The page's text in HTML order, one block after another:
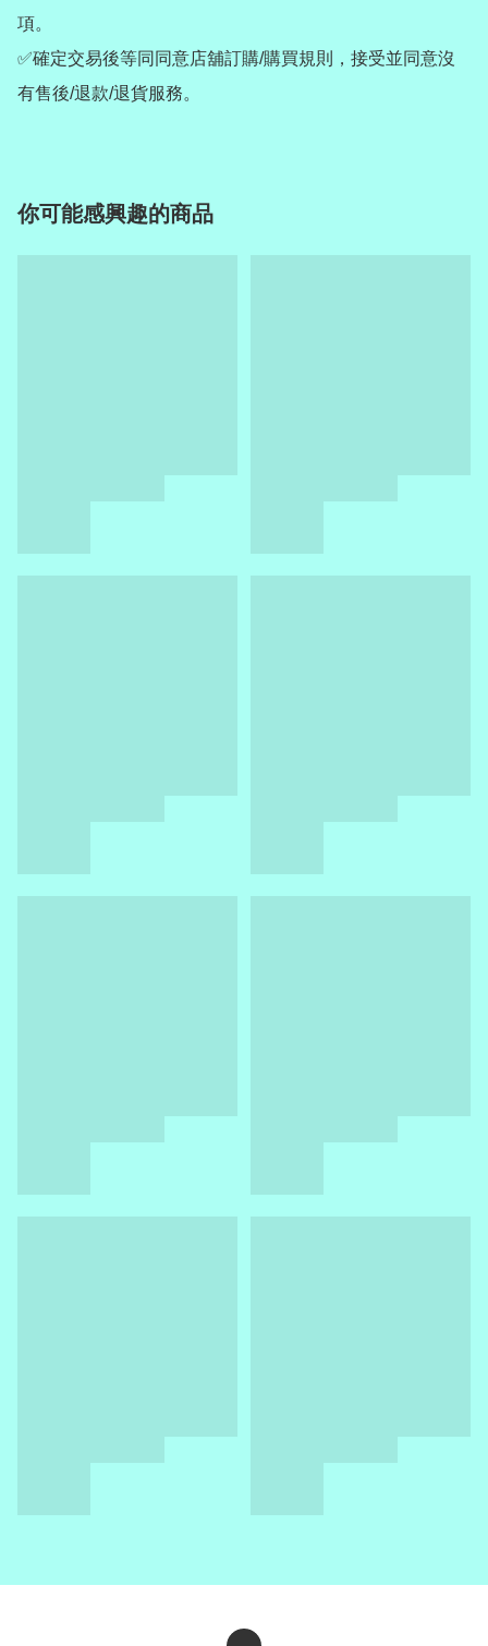
項。
✅確定交易後等同同意店舖訂購/購買規則，接受並同意沒
有售後/退款/退貨服務。
你可能感興趣的商品